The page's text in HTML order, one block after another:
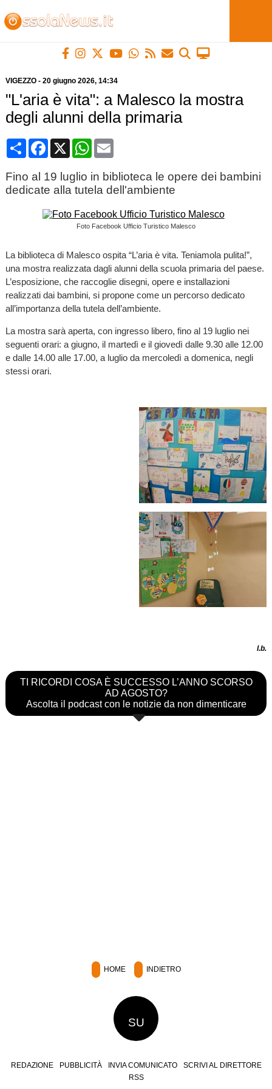
VIGEZZO- 20 giugno 2026, 14:34
"L'aria è vita": a Malesco la mostra
degli alunni della primaria
CondividiFacebook
X WhatsApp
Email
Fino al 19 luglio in biblioteca le opere dei bambini
dedicate alla tutela dell'ambiente
Foto Facebook Ufficio Turistico Malesco
La biblioteca di Malesco ospita “L’aria è vita. Teniamola pulita!”,
una mostra realizzata dagli alunni della scuola primaria del paese.
L’esposizione, che raccoglie disegni, opere e installazioni
realizzati dai bambini, si propone come un percorso dedicato
all’importanza della tutela dell’ambiente.
La mostra sarà aperta, con ingresso libero, fino al 19 luglio nei
seguenti orari: a giugno, il martedì e il giovedì dalle 9.30 alle 12.00
e dalle 14.00 alle 17.00, a luglio da mercoledì a domenica, negli
stessi orari.
l.b.
TI RICORDI COSA È SUCCESSO L’ANNO SCORSO
AD AGOSTO?
Ascolta il podcast con le notizie da non dimenticare
HOME INDIETRO
SU
REDAZIONE PUBBLICITÀ INVIA COMUNICATO
SCRIVI AL DIRETTORE
RSS